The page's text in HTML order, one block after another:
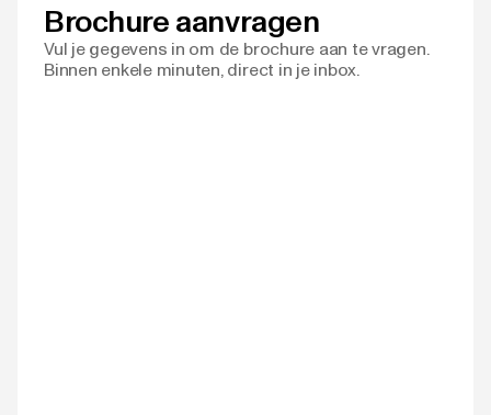
Brochure aanvragen
Vul je gegevens in om de brochure aan te vragen.
Binnen enkele minuten, direct in je inbox.